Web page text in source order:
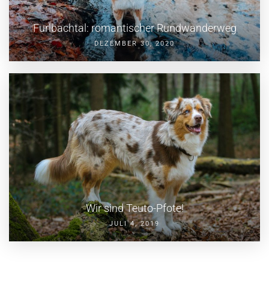
Furlbachtal: romantischer Rundwanderweg
DEZEMBER 30, 2020
Wir sind Teuto-Pfote!
JULI 4, 2019